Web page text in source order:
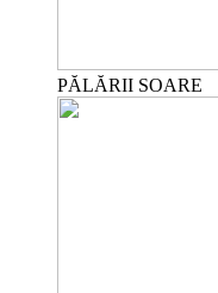
PĂLĂRII SOARE